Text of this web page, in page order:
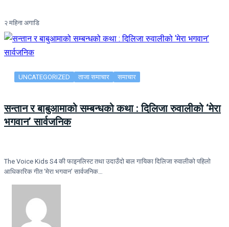
२ महिना अगाडि
UNCATEGORIZED ताजा समाचार समाचार
सन्तान र बाबुआमाको सम्बन्धको कथा : दिलिजा रुवालीको ‘मेरा
भगवान’ सार्वजनिक
The Voice Kids S4 की फाइनलिस्ट तथा उदाउँदो बाल गायिका दिलिजा रुवालीको पहिलो
आधिकारिक गीत ‘मेरा भगवान’ सार्वजनिक…